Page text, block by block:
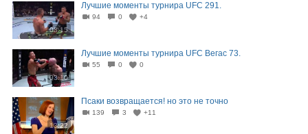
03:15
Лучшие моменты турнира UFC 291.
94 0 +4
03:10
Лучшие моменты турнира UFC Вегас 73.
55 0 0
13:22
Псаки возвращается! но это не точно
139 3 +11